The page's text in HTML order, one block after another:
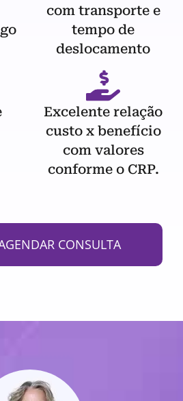
com transporte e
tempo de
deslocamento
Excelente relação
custo x benefício
com valores
conforme o CRP.
CONSULTA